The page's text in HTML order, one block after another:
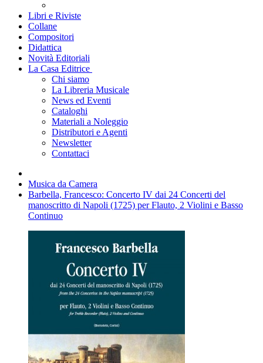
Libri e Riviste
Collane
Compositori
Didattica
Novità Editoriali
La Casa Editrice
Chi siamo
La Libreria Musicale
News ed Eventi
Cataloghi
Materiali a Noleggio
Distributori e Agenti
Newsletter
Contattaci
Musica da Camera
Barbella, Francesco: Concerto IV dai 24 Concerti del
manoscritto di Napoli (1725) per Flauto, 2 Violini e Basso
Continuo